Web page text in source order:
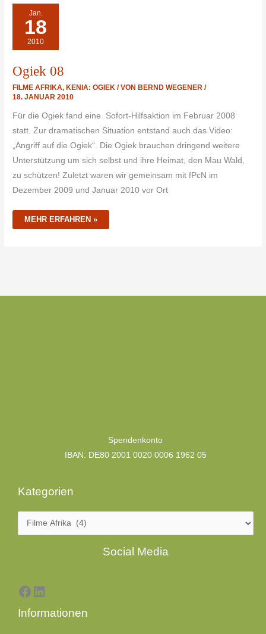
Jan.
18
2010
Ogiek 08
FILME AFRIKA ,KENIA: OGIEK / VONBERND WEGENER/
18. JANUAR 2010
Für die Ogiek fand eine Sofort-Hilfsaktion im Februar 2008
statt. Zur dramatischen Situation entstand auch das Video:
„Angriff auf die Ogiek“. Die Ogiek brauchen dringend weitere
Unterstützung um sich selbst und ihre Heimat, den Mau Wald,
zu schützen! Zuletzt waren wir gemeinsam mit fPcN im
Dezember 2009 und Januar 2010 vor Ort
OGIEK
08
MEHR ERFAHREN »
Spendenkonto
IBAN: DE80 2001 0020 0006 1962 05
Kategorien
Social Media
Facebook
LinkedIn
Informationen